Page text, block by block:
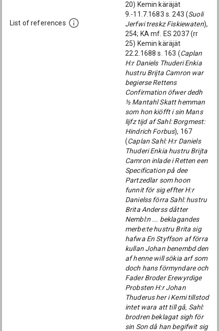
List of references
20) Kemin käräjät
9.-11.7.1683 s. 243 (Suoli
Jerfwi treskz Fiskiewaten),
254; KA mf. ES 2037 (rr
25) Kemin käräjät
22.2.1688 s. 163 (Caplan
H:r Daniels Thuderi Enkia
hustru Brijta Camron war
begierse Rettens
Confirmation öfwer dedh
½ Mantahl Skatt hemman
som hon kiöfft i sin Mans
lijfz tijd af Sahl: Borgmest:
Hindrich Forbus), 167
(Caplan Sahl: H:r Daniels
Thuderi Enkia hustru Brijta
Camron inlade i Retten een
Specification på dee
Partzedlar som hoon
funnit för sig effter H:r
Danielss förra Sahl: hustru
Brita Anderss dåtter
Nembl:n ... beklagandes
merbe:te hustru Brita sig
hafwa En Styffson af förra
kullan Johan benembd den
af henne will sökia arf som
doch hans förmyndare och
Fader Broder Erewyrdige
Probsten H:r Johan
Thuderus her i Kemi tillstod
intet wara att till gå, Sahl:
brodren beklagat sigh för
sin Son då han begifwit sig